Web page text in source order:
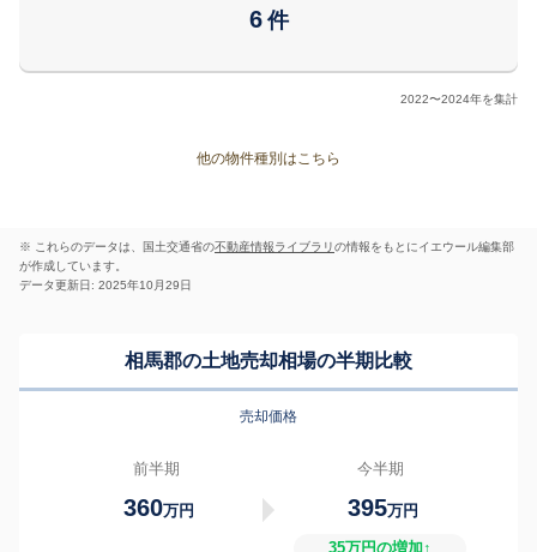
6 件
2022〜2024年を集計
他の物件種別はこちら
※ これらのデータは、国土交通省の不動産情報ライブラリの情報をもとにイエウール編集部
が作成しています。
データ更新日: 2025年10月29日
相馬郡の土地売却相場の半期比較
売却価格
前半期
360万円
今半期
395万円
35万円の増加↑